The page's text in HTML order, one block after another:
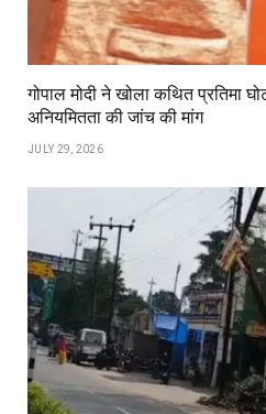
गोपाल मोदी ने खोला कथित प्रतिमा
अनियमितता की जांच की मांग
JULY 29, 2026